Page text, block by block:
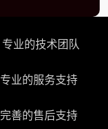
专业的技术团队
专业的服务支持
完善的售后支持